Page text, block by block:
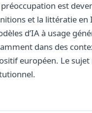
est
et la littératie
d’IA à usage
dans des
européen. Le